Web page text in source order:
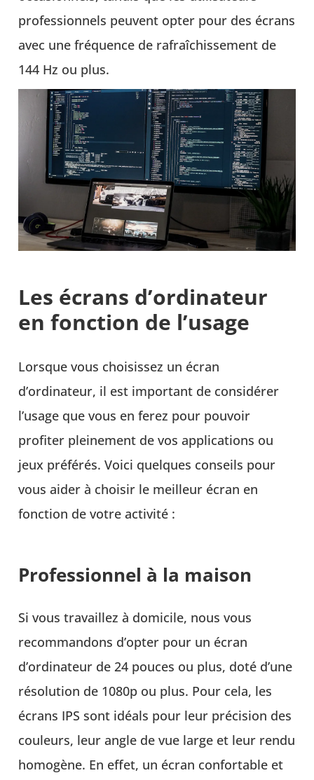
professionnels peuvent opter pour des écrans
avec une fréquence de rafraîchissement de
144 Hz ou plus.
Les écrans d’ordinateur
en fonction de l’usage
Lorsque vous choisissez un écran
d’ordinateur, il est important de considérer
l’usage que vous en ferez pour pouvoir
profiter pleinement de vos applications ou
jeux préférés. Voici quelques conseils pour
vous aider à choisir le meilleur écran en
fonction de votre activité :
Professionnel à la maison
Si vous travaillez à domicile, nous vous
recommandons d’opter pour un écran
d’ordinateur de 24 pouces ou plus, doté d’une
résolution de 1080p ou plus. Pour cela, les
écrans IPS sont idéals pour leur précision des
couleurs, leur angle de vue large et leur rendu
homogène. En effet, un écran confortable et